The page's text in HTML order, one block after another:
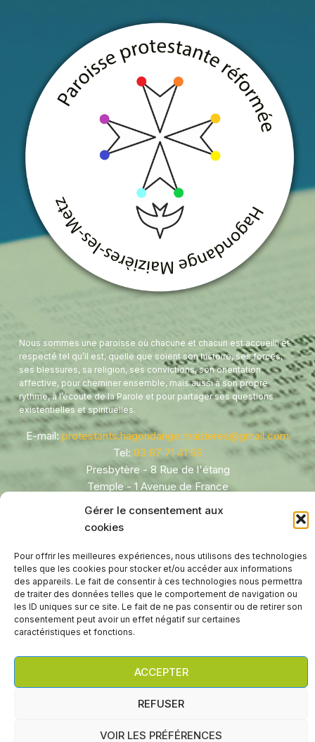
Gérer le consentement aux
cookies
Pour offrir les meilleures expériences, nous utilisons des technologies
telles que les cookies pour stocker et/ou accéder aux informations
des appareils. Le fait de consentir à ces technologies nous permettra
de traiter des données telles que le comportement de navigation ou
les ID uniques sur ce site. Le fait de ne pas consentir ou de retirer son
consentement peut avoir un effet négatif sur certaines
caractéristiques et fonctions.
ACCEPTER
REFUSER
VOIR LES PRÉFÉRENCES
Nous sommes une paroisse où chacune et chacun est accueilli et
respecté tel qu’il est, quelle que soient son histoire, ses forces,
ses blessures, sa religion, ses convictions, son orientation
affective, pour cheminer ensemble, mais aussi à son propre
rythme, à l’écoute de la Parole et pour partager ses questions
existentielles et spirituelles.
E-mail: protestants.hagondange.maizieres@gmail.com
Tel: 03 87 71 41 56
Presbytère - 8 Rue de l'étang
Temple - 1 Avenue de France
Hagondange
Droit d'auteur © 2026 Paroisse protestante réformée
WP2Social Auto PublishPowered By :XYZScripts.com